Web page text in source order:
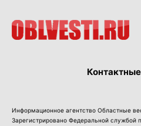
Информационное агентство Областные
Зарегистрировано Федеральной службой